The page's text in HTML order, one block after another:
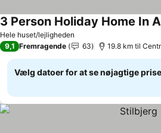
Hele huset/lejligheden
3 Person Holiday Home In
9,1 Fremragende 63 19.8 km til
Vælg datoer for at se nøjagtige